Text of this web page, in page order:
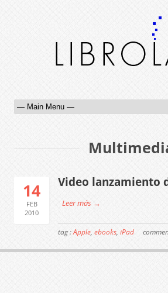
14
FEB
2010
Video lanzamiento
Leer más →
tag :Apple, ebooks, iPad